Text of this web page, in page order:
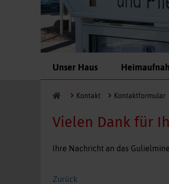
Unser Haus
Kontakt Kontaktformular
Vielen Dank für
Ihre Nachricht an das
Zurück